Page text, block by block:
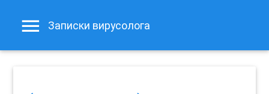
Записки вирусолога